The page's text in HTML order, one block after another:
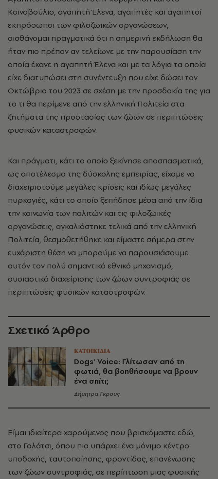
Κοινοβούλιο, αγαπητή Έλενα, αγαπητές και αγαπητοί
εκπρόσωποι των φιλοζωικών οργανώσεων,
αισθάνομαι πραγματικά ότι η σημερινή εκδήλωση θα
ήταν πιο πρέπον αν τελείωνε με την παρουσίαση την
οποία έκανε η αγαπητή Έλενα και με τα λόγια τα οποία
είχε διατυπώσει στη συνέντευξη που είχε δώσει τον
Οκτώβριο του 2023 σε σχέση με την προσδοκία της για
το τι θα περίμενε από την ελληνική Πολιτεία στα
ζητήματα της προστασίας των ζώων σε περιπτώσεις
φυσικών καταστροφών.
Και πράγματι, κάτι το οποίο ξεκίνησε αποσπασματικά,
ως αποτέλεσμα της δύσκολης εμπειρίας, είχαμε να
διαχειριστούμε μεγάλες κρίσεις και ιδίως μεγάλες
πυρκαγιές, κάτι το οποίο ξεπήδησε μέσα από την ίδια
την κοινωνία των πολιτών και τις φιλοζωικές
οργανώσεις, αγκαλιάστηκε τελικά από την ελληνική
Πολιτεία, θεσμοθετήθηκε και είμαστε σήμερα στην
ευχάριστη θέση να μπορούμε να παρουσιάσουμε
αυτόν τον πολύ σημαντικό εθνικό μηχανισμό,
ουσιαστικά διαχείρισης των ζώων συντροφιάς σε
περιπτώσεις φυσικών καταστροφών.
Σχετικό Άρθρο
ΚΑΤΟΙΚΙΔΙΑ
Dogs’ Voice: Γλίτωσαν από τη
φωτιά, θα βοηθήσουμε να βρουν
ένα σπίτι;
Δήμητρα Γκρους
Είμαι ιδιαίτερα χαρούμενος που βρισκόμαστε εδώ,
στο Γαλάτσι, όπου πια υπάρχει ένα μόνιμο κέντρο
υποδοχής, ταυτοποίησης, φροντίδας, επανένωσης
των ζώων συντροφιάς, σε περίπτωση μιας φυσικής